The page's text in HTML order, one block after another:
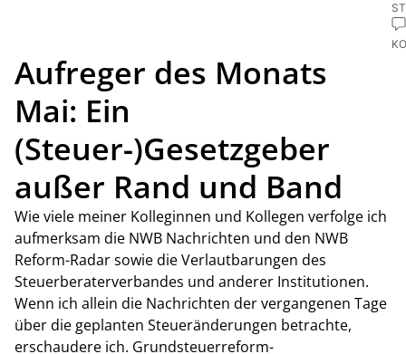
Aufreger des Monats
Mai: Ein
(Steuer-)Gesetzgeber
außer Rand und Band
Wie viele meiner Kolleginnen und Kollegen verfolge ich
aufmerksam die NWB Nachrichten und den NWB
Reform-Radar sowie die Verlautbarungen des
Steuerberaterverbandes und anderer Institutionen.
Wenn ich allein die Nachrichten der vergangenen Tage
über die geplanten Steueränderungen betrachte,
erschaudere ich. Grundsteuerreform-